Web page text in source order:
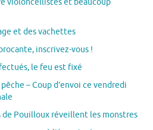
violoncellistes et beaucoup
et des vachettes
inscrivez-vous !
le feu est fixé
– Coup d’envoi ce vendredi
de Pouilloux réveillent les monstres